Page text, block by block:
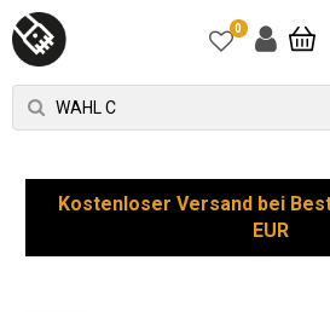
0
Kostenloser Versand bei
EUR